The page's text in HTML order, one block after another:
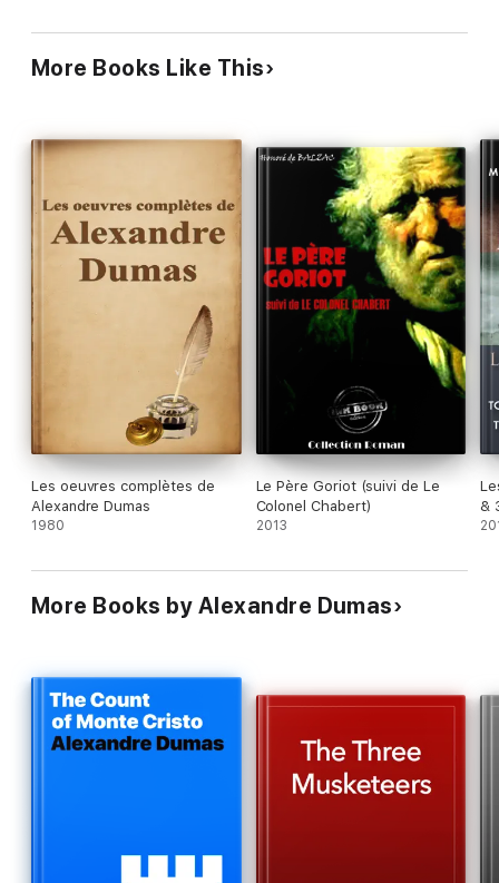
More Books Like This
Les oeuvres complètes de
Alexandre Dumas
1980
Le Père Goriot (suivi de Le
Colonel Chabert)
2013
&
More Books by Alexandre Dumas